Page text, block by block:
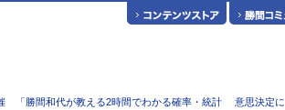
「勝間和代が教える2時間でわかる確率・統計 意思決定に